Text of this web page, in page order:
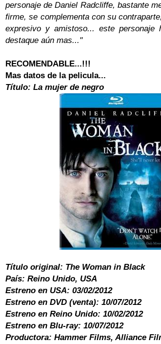
personaje de Daniel Radcliffe, bastante
firme, se complementa con su
expresivo y amistoso... este personaje
destaque aún mas..."
RECOMENDABLE...!!!
Mas datos de la pelicula...
Título: La mujer de negro
Título original: The Woman in Black
País: Reino Unido, USA
Estreno en USA: 03/02/2012
Estreno en DVD (venta): 10/07/2012
Estreno en Reino Unido: 10/02/2012
Estreno en Blu-ray: 10/07/2012
Productora: Hammer Films, Alliance